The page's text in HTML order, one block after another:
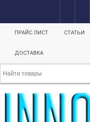
ПРАЙС ЛИСТ СТАТЬИ
ДОСТАВКА